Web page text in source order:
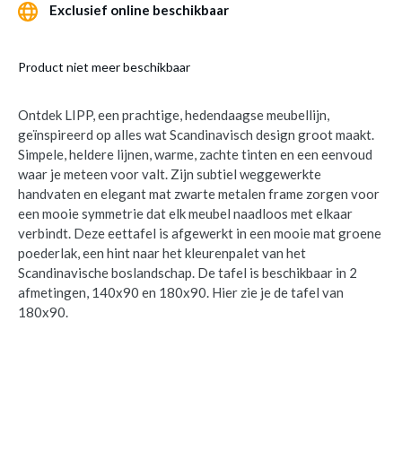
Exclusief online beschikbaar
Product niet meer beschikbaar
Ontdek LIPP, een prachtige, hedendaagse meubellijn,
geïnspireerd op alles wat Scandinavisch design groot maakt.
Simpele, heldere lijnen, warme, zachte tinten en een eenvoud
waar je meteen voor valt. Zijn subtiel weggewerkte
handvaten en elegant mat zwarte metalen frame zorgen voor
een mooie symmetrie dat elk meubel naadloos met elkaar
verbindt. Deze eettafel is afgewerkt in een mooie mat groene
poederlak, een hint naar het kleurenpalet van het
Scandinavische boslandschap. De tafel is beschikbaar in 2
afmetingen, 140x90 en 180x90. Hier zie je de tafel van
180x90.